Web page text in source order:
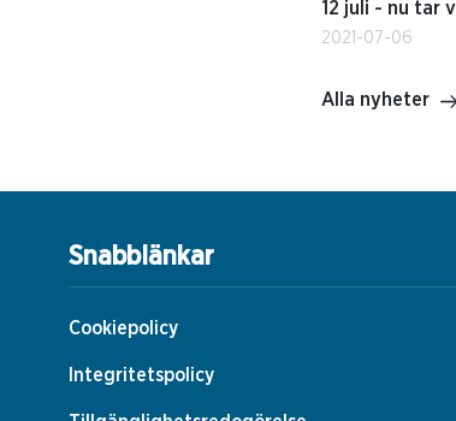
12 juli - nu tar
2021-07-06
Alla nyheter
Snabblänkar
Cookiepolicy
Integritetspolicy